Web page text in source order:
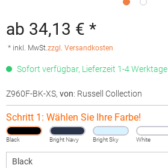
ab 34,13 € *
* inkl. MwSt.zzgl. Versandkosten
Sofort verfügbar, Lieferzeit 1-4 Werktage
Z960F-BK-XS, von: Russell Collection
Schritt 1: Wählen Sie Ihre Farbe!
Black Bright Navy Bright Sky White